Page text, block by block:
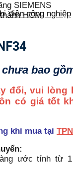
SIEMENS
HCM
điện công nghiệp
bao
đổi, vui lòng
có giá tốt
khi mua tại
ước tính từ